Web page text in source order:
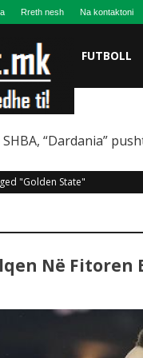
Rreth nesh Na kontaktoni
FUTBOLL
SHBA, “Dardania”
"Golden State"
Në Fitoren